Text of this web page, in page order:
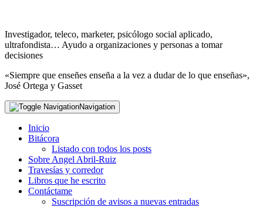
Investigador, teleco, marketer, psicólogo social aplicado,
ultrafondista… Ayudo a organizaciones y personas a tomar
decisiones
«Siempre que enseñes enseña a la vez a dudar de lo que enseñas»,
José Ortega y Gasset
Navigation
Inicio
Bitácora
Listado con todos los posts
Sobre Angel Abril-Ruiz
Travesías y corredor
Libros que he escrito
Contáctame
Suscripción de avisos a nuevas entradas